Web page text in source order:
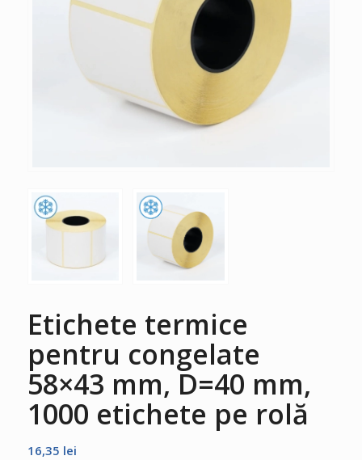
Etichete termice
pentru congelate
58×43 mm, D=40 mm,
1000 etichete pe rolă
16,35 lei